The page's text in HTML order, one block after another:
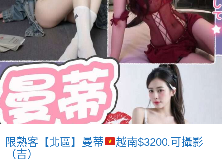
限熟客【北區】曼蒂
越南$3200.可攝影
（吉）